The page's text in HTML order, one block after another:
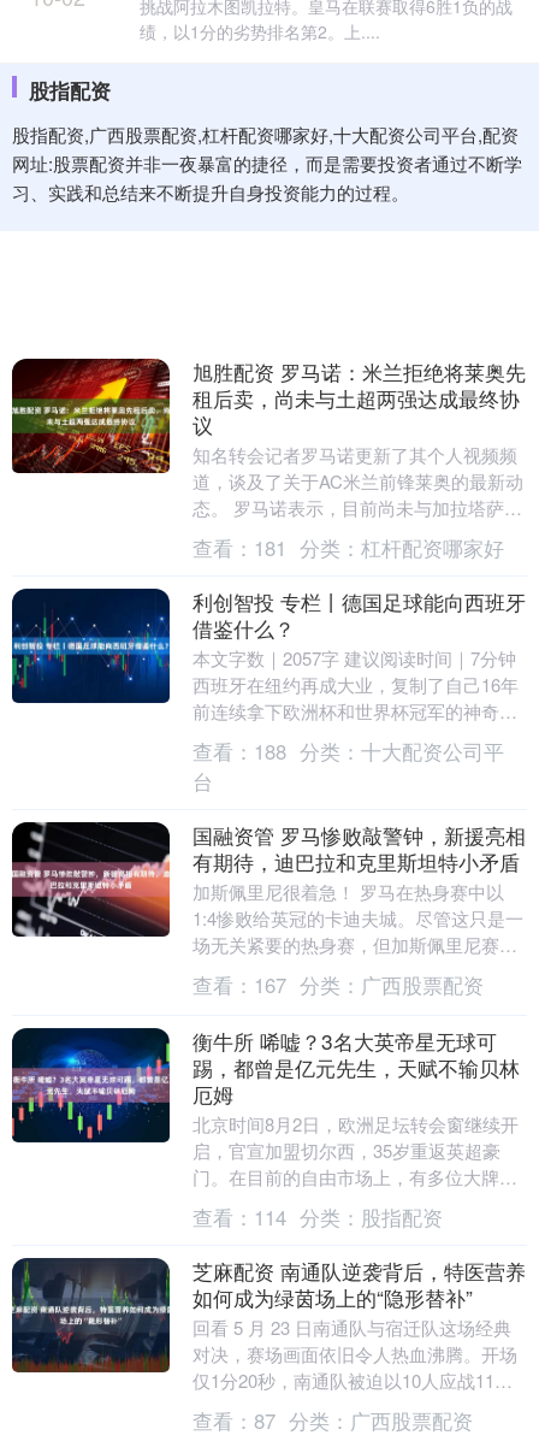
挑战阿拉木图凯拉特。皇马在联赛取得6胜1负的战
绩，以1分的劣势排名第2。上....
股指配资
股指配资,广西股票配资,杠杆配资哪家好,十大配资公司平台,配资
网址:股票配资并非一夜暴富的捷径，而是需要投资者通过不断学
习、实践和总结来不断提升自身投资能力的过程。
旭胜配资 罗马诺：米兰拒绝将莱奥先
租后卖，尚未与土超两强达成最终协
议
知名转会记者罗马诺更新了其个人视频频
道，谈及了关于AC米兰前锋莱奥的最新动
态。 罗马诺表示，目前尚未与加拉塔萨雷
或费内巴切就莱奥的转会达成最终协议。
这位球员正在....
查看： 181 分类： 杠杆配资哪家好
利创智投 专栏丨德国足球能向西班牙
借鉴什么？
本文字数｜2057字 建议阅读时间｜7分钟
西班牙在纽约再成大业，复制了自己16年
前连续拿下欧洲杯和世界杯冠军的神奇，7
月初就打道回府的德国人，只能在电视机
前见....
查看： 188 分类： 十大配资公司平
台
国融资管 罗马惨败敲警钟，新援亮相
有期待，迪巴拉和克里斯坦特小矛盾
加斯佩里尼很着急！ 罗马在热身赛中以
1:4惨败给英冠的卡迪夫城。尽管这只是一
场无关紧要的热身赛，但加斯佩里尼赛后
仍流露出担忧。他向媒体坦言，球队阵容
存在明显短板....
查看： 167 分类： 广西股票配资
衡牛所 唏嘘？3名大英帝星无球可
踢，都曾是亿元先生，天赋不输贝林
厄姆
北京时间8月2日，欧洲足坛转会窗继续开
启，官宣加盟切尔西，35岁重返英超豪
门。在目前的自由市场上，有多位大牌球
员，还在寻找下家，包括此前曾在英格兰
国家队效力过的....
查看： 114 分类： 股指配资
芝麻配资 南通队逆袭背后，特医营养
如何成为绿茵场上的“隐形替补”
回看 5 月 23 日南通队与宿迁队这场经典
对决，赛场画面依旧令人热血沸腾。开场
仅1分20秒，南通队被迫以10人应战11
人，在客场绝境中硬生生拼出一场2-1的
逆....
查看： 87 分类： 广西股票配资